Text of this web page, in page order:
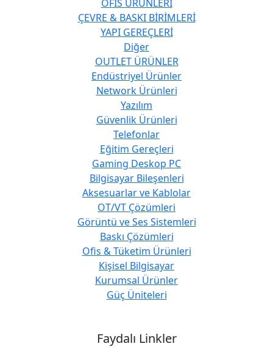
OFİS ÜRÜNLERİ
ÇEVRE & BASKI BİRİMLERİ
YAPI GEREÇLERİ
Diğer
OUTLET ÜRÜNLER
Endüstriyel Ürünler
Network Ürünleri
Yazılım
Güvenlik Ürünleri
Telefonlar
Eğitim Gereçleri
Gaming Deskop PC
Bilgisayar Bileşenleri
Aksesuarlar ve Kablolar
OT/VT Çözümleri
Görüntü ve Ses Sistemleri
Baskı Çözümleri
Ofis & Tüketim Ürünleri
Kişisel Bilgisayar
Kurumsal Ürünler
Güç Üniteleri
Faydalı Linkler